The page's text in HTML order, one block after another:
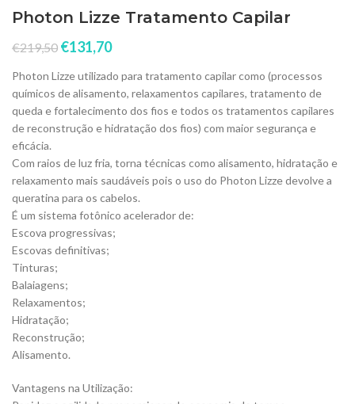
Photon Lizze Tratamento Capilar
€219,50 €131,70
Photon Lizze utilizado para tratamento capilar como (processos
químicos de alisamento, relaxamentos capilares, tratamento de
queda e fortalecimento dos fios e todos os tratamentos capilares
de reconstrução e hidratação dos fios) com maior segurança e
eficácia.
Com raios de luz fria, torna técnicas como alisamento, hidratação e
relaxamento mais saudáveis pois o uso do Photon Lizze devolve a
queratina para os cabelos.
É um sistema fotônico acelerador de:
Escova progressivas;
Escovas definitivas;
Tinturas;
Balaiagens;
Relaxamentos;
Hidratação;
Reconstrução;
Alisamento.
Vantagens na Utilização: